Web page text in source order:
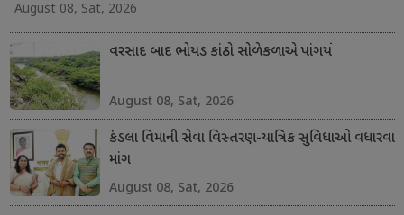
August 08, Sat, 2026
વરસાદ બાદ ભોયડ કાંઠો સોળેકળાએ પાંગર્યો
August 08, Sat, 2026
કંડલા વિમાની સેવા વિસ્તરણ-યાત્રિક સુવિધાઓ વધારવા
માંગ
August 08, Sat, 2026